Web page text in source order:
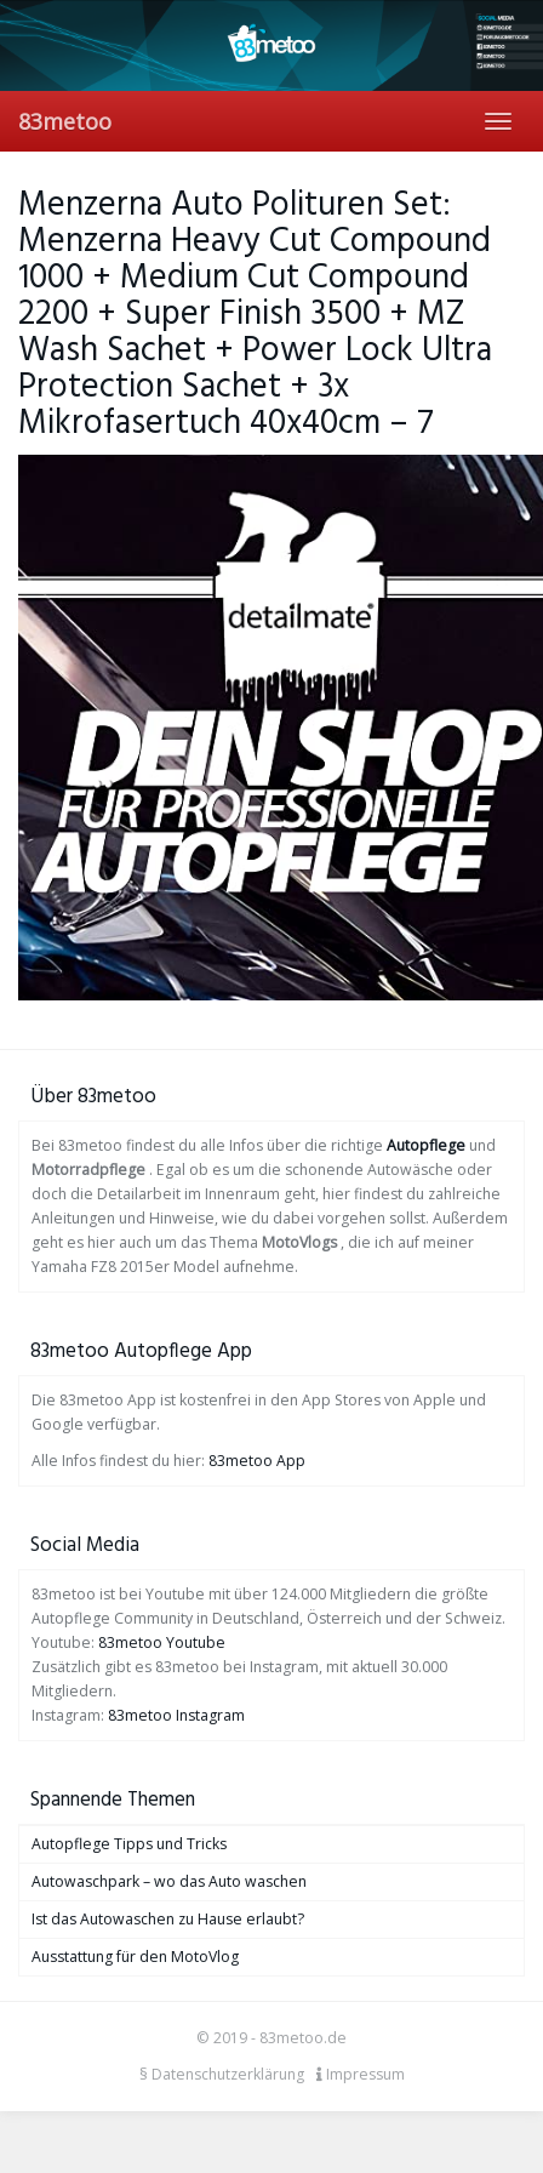
Skip
to
content
83metoo
Menzerna Auto Polituren Set:
Menzerna Heavy Cut Compound
1000 + Medium Cut Compound
2200 + Super Finish 3500 + MZ
Wash Sachet + Power Lock Ultra
Protection Sachet + 3x
Mikrofasertuch 40x40cm – 7
Über 83metoo
Bei 83metoo findest du alle Infos über die richtige Autopflege und
Motorradpflege . Egal ob es um die schonende Autowäsche oder
doch die Detailarbeit im Innenraum geht, hier findest du zahlreiche
Anleitungen und Hinweise, wie du dabei vorgehen sollst. Außerdem
geht es hier auch um das Thema MotoVlogs, die ich auf meiner
Yamaha FZ8 2015er Model aufnehme.
83metoo Autopflege App
Die 83metoo App ist kostenfrei in den App Stores von Apple und
Google verfügbar.
Alle Infos findest du hier: 83metoo App
Social Media
83metoo ist bei Youtube mit über 124.000 Mitgliedern die größte
Autopflege Community in Deutschland, Österreich und der Schweiz.
Youtube: 83metoo Youtube
Zusätzlich gibt es 83metoo bei Instagram, mit aktuell 30.000
Mitgliedern.
Instagram: 83metoo Instagram
Spannende Themen
Autopflege Tipps und Tricks
Autowaschpark – wo das Auto waschen
Ist das Autowaschen zu Hause erlaubt?
Ausstattung für den MotoVlog
© 2019 - 83metoo.de
§ Datenschutzerklärung
Impressum